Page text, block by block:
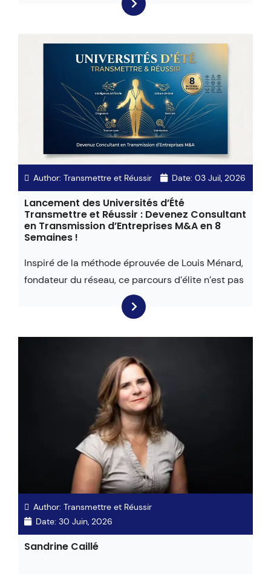
Author: Transmettre et Réussir Date: 03 Juil, 2026
Lancement des Universités d’Été
Transmettre et Réussir : Devenez Consultant
en Transmission d’Entreprises M&A en 8
Semaines !
Inspiré de la méthode éprouvée de Louis Ménard,
fondateur du réseau, ce parcours d’élite n’est pas
Author: Transmettre et Réussir
Date: 30 Juin, 2026
Sandrine Caillé